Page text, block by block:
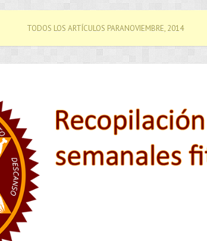
TODOS LOS ARTÍCULOS PARANOVIEMBRE, 2014